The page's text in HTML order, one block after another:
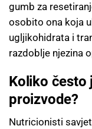
gumb za
osobito ona koja
ugljikohidrata i
razdoblje njezina
Koliko često
proizvode?
Nutricionisti